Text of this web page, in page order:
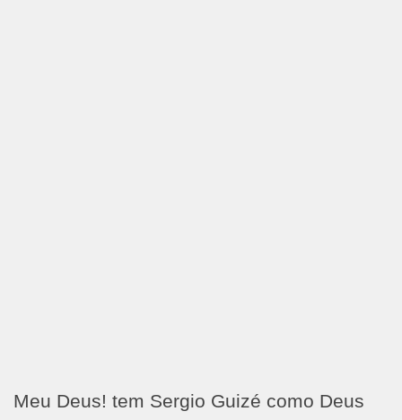
Meu Deus! tem Sergio Guizé como Deus